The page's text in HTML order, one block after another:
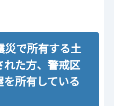
災で所有する土
た方、警戒区
所有している